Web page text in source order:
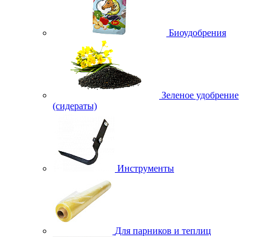
Биоудобрения
Зеленое удобрение
(сидераты)
Инструменты
Для парников и теплиц